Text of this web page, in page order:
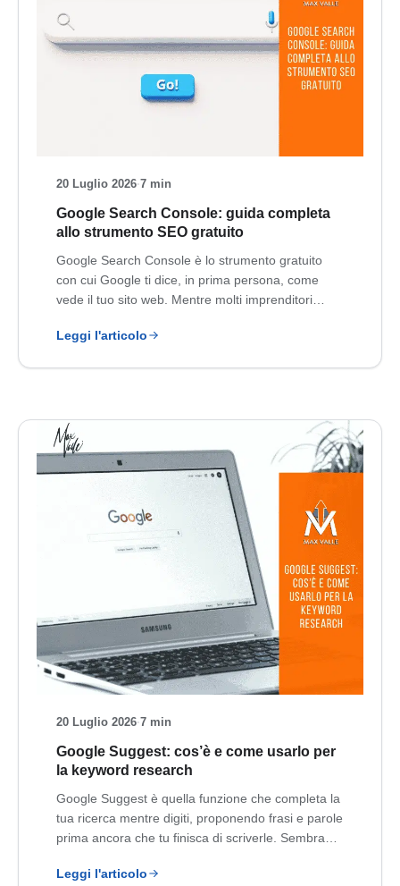
20 Luglio 2026·7 min
Google Search Console: guida completa
allo strumento SEO gratuito
Google Search Console è lo strumento gratuito
con cui Google ti dice, in prima persona, come
vede il tuo sito web. Mentre molti imprenditori…
Leggi l'articolo
20 Luglio 2026·7 min
Google Suggest: cos’è e come usarlo per
la keyword research
Google Suggest è quella funzione che completa la
tua ricerca mentre digiti, proponendo frasi e parole
prima ancora che tu finisca di scriverle. Sembra…
Leggi l'articolo